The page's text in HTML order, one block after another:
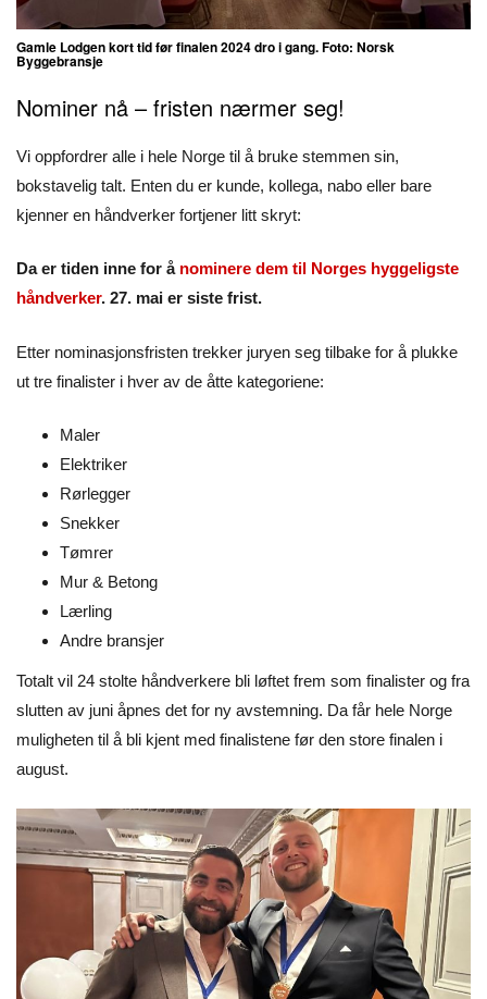
Gamle Lodgen kort tid før finalen 2024 dro i gang. Foto: Norsk
Byggebransje
Nominer nå – fristen nærmer seg!
Vi oppfordrer alle i hele Norge til å bruke stemmen sin,
bokstavelig talt. Enten du er kunde, kollega, nabo eller bare
kjenner en håndverker fortjener litt skryt:
Da er tiden inne for å nominere dem til Norges hyggeligste
håndverker. 27. mai er siste frist.
Etter nominasjonsfristen trekker juryen seg tilbake for å plukke
ut tre finalister i hver av de åtte kategoriene:
Maler
Elektriker
Rørlegger
Snekker
Tømrer
Mur & Betong
Lærling
Andre bransjer
Totalt vil 24 stolte håndverkere bli løftet frem som finalister og fra
slutten av juni åpnes det for ny avstemning. Da får hele Norge
muligheten til å bli kjent med finalistene før den store finalen i
august.